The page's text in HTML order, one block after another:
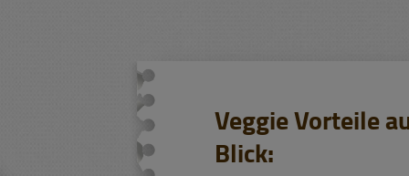
Veggie Vorteile
Blick: